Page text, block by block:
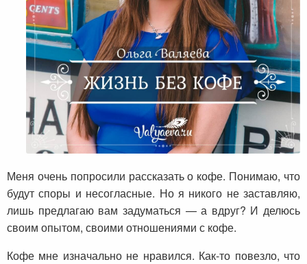
Меня очень попросили рассказать о кофе. Понимаю, что
будут споры и несогласные. Но я никого не заставляю,
лишь предлагаю вам задуматься — а вдруг? И делюсь
своим опытом, своими отношениями с кофе.
Кофе мне изначально не нравился. Как-то повезло, что